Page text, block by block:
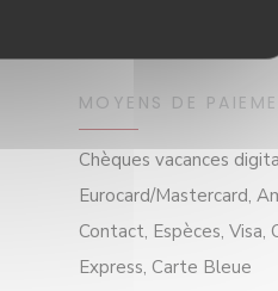
MOYENS DE
Chèques vacances
Eurocard/Mastercard,
Contact, Espèces, Visa,
Express, Carte Bleue